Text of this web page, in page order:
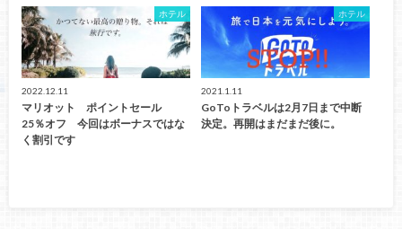
ホテル
2022.12.11
マリオット ポイントセール
25％オフ 今回はボーナスではな
く割引です
ホテル
2021.1.11
GoToトラベルは2月7日まで中断
決定。再開はまだまだ後に。